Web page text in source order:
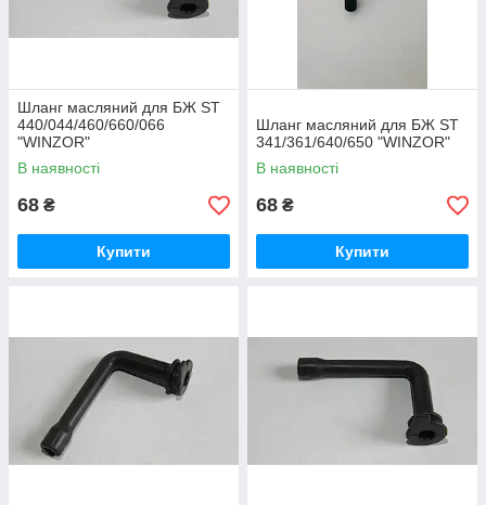
Шланг масляний для БЖ ST
440/044/460/660/066
"WINZOR"
В наявності
68 ₴
Купити
Шланг масляний для БЖ ST
341/361/640/650 "WINZOR"
В наявності
68 ₴
Купити